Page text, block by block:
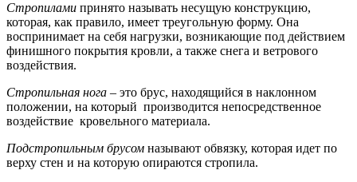
Стропилами принято называть несущую конструкцию,
которая, как правило, имеет треугольную форму. Она
воспринимает на себя нагрузки, возникающие под действием
финишного покрытия кровли, а также снега и ветрового
воздействия.
Стропильная нога – это брус, находящийся в наклонном
положении, на который производится непосредственное
воздействие кровельного материала.
Подстропильным брусом называют обвязку, которая идет по
верху стен и на которую опираются стропила.